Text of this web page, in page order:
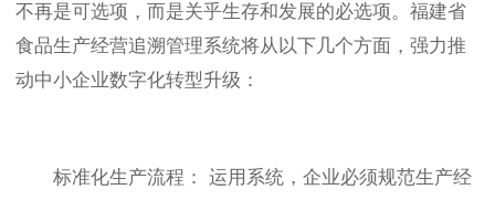
不再是可选项，而是关乎生存和发展的必选项。福建省
食品生产经营追溯管理系统将从以下几个方面，强力推
动中小企业数字化转型升级：
标准化生产流程： 运用系统，企业必须规范生产经